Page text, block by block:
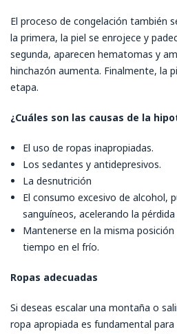
El proceso de congelación también
la primera, la piel se enrojece y
segunda, aparecen hematomas y
hinchazón aumenta. Finalmente, la
etapa.
¿Cuáles son las causas de la
El uso de ropas inapropiadas.
Los sedantes y antidepresivos.
La desnutrición
El consumo excesivo de alcohol,
sanguíneos, acelerando la
Mantenerse en la misma
tiempo en el frío.
Ropas adecuadas
Si deseas escalar una montaña o
ropa apropiada es fundamental